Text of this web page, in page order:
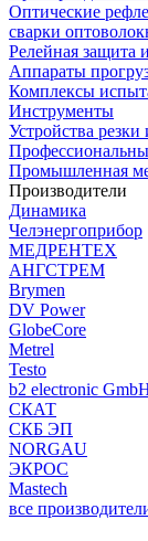
Оптические
сварки
Релейная защита
Аппараты
Комплексы
Инструменты
Устройства резки
Промышленная
Производители
Динамика
Челэнергоприбор
МЕДРЕНТЕХ
АНГСТРЕМ
Brymen
DV Power
GlobeCore
Metrel
Testo
b2 electronic
СКАТ
СКБ ЭП
NORGAU
ЭКРОС
Mastech
все